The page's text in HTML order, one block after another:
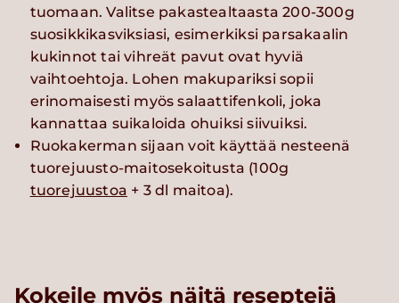
tuomaan. Valitse pakastealtaasta 200-300g
suosikkikasviksiasi, esimerkiksi parsakaalin
kukinnot tai vihreät pavut ovat hyviä
vaihtoehtoja. Lohen makupariksi sopii
erinomaisesti myös salaattifenkoli, joka
kannattaa suikaloida ohuiksi siivuiksi.
Ruokakerman sijaan voit käyttää nesteenä
tuorejuusto-maitosekoitusta (100g
tuorejuustoa + 3 dl maitoa).
Kokeile myös näitä reseptejä